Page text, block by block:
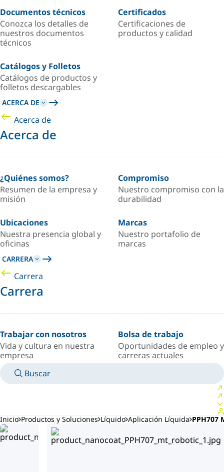
Documentos técnicos
Conozca los detalles de
nuestros documentos
técnicos
Certificados
Certificaciones de
productos y calidad
Catálogos y Folletos
Catálogos de productos y
folletos descargables
ACERCA DE
Acerca de
Acerca de
¿Quiénes somos?
Resumen de la empresa y
misión
Compromiso
Nuestro compromiso con la
durabilidad
Ubicaciones
Nuestra presencia global y
oficinas
Marcas
Nuestro portafolio de
marcas
CARRERA
Carrera
Carrera
Trabajar con nosotros
Vida y cultura en nuestra
empresa
Bolsa de trabajo
Oportunidades de empleo y
carreras actuales
Buscar
Inicio Productos y Soluciones Líquido Aplicación Líquida PPH707